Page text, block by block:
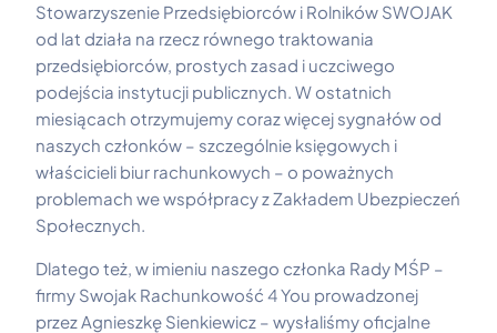
Stowarzyszenie Przedsiębiorców i Rolników SWOJAK
od lat działa na rzecz równego traktowania
przedsiębiorców, prostych zasad i uczciwego
podejścia instytucji publicznych. W ostatnich
miesiącach otrzymujemy coraz więcej sygnałów od
naszych członków – szczególnie księgowych i
właścicieli biur rachunkowych – o poważnych
problemach we współpracy z Zakładem Ubezpieczeń
Społecznych.
Dlatego też, w imieniu naszego członka Rady MŚP –
firmy Swojak Rachunkowość 4 You prowadzonej
przez Agnieszkę Sienkiewicz – wysłaliśmy oficjalne